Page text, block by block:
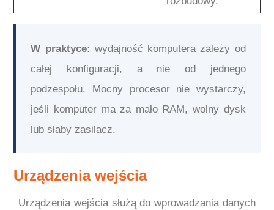
W praktyce: wydajność komputera zależy od
całej konfiguracji, a nie od jednego
podzespołu. Mocny procesor nie wystarczy,
jeśli komputer ma za mało RAM, wolny dysk
lub słaby zasilacz.
Urządzenia wejścia
Urządzenia wejścia służą do wprowadzania danych